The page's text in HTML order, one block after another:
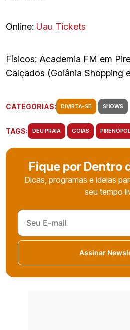
Online: Uau Tickets
Físicos: Academia FM em
Calçados (Goiânia Shopping
CATEGORIAS: DIVIRTA-SE SHOWS
TAGS: DEU PRAIA GOIÁS
Fique por Dentro
Dicas, programas e ideias
seu tempo
Assinar